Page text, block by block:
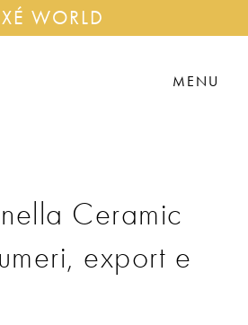
MENU
WORLD
Ceramic
export e